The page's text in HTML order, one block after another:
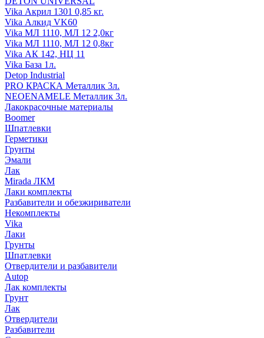
Vika Акрил 1301 0,85 кг.
Vika Алкид VK60
Vika МЛ 1110, МЛ 12 2,0кг
Vika МЛ 1110, МЛ 12 0,8кг
Vika АК 142, НЦ 11
Vika База 1л.
Detop Industrial
PRO КРАСКА Металлик 3л.
NEOENAMELE Металлик 3л.
Лакокрасочные материалы
Boomer
Шпатлевки
Герметики
Грунты
Эмали
Лак
Mirada ЛКМ
Лаки комплекты
Разбавители и обезжириватели
Некомплекты
Vika
Лаки
Грунты
Шпатлевки
Отвердители и разбавители
Autop
Лак комплекты
Грунт
Лак
Отвердители
Разбавители